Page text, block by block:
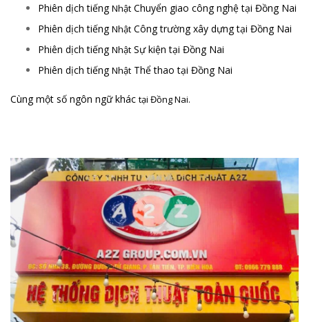
Phiên dịch tiếngNhật Chuyển giao công nghệ tại Đồng Nai
Phiên dịch tiếngNhật Công trường xây dựng tại Đồng Nai
Phiên dịch tiếngNhật Sự kiện tại Đồng Nai
Phiên dịch tiếngNhật Thể thao tại Đồng Nai
Cùng một số ngôn ngữ khác tại Đồng Nai.